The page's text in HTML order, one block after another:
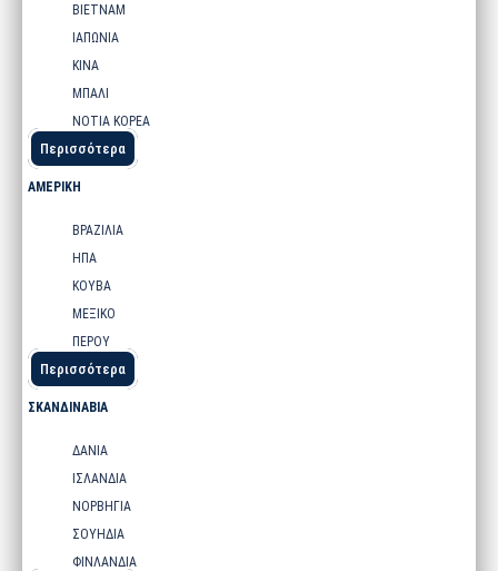
ΒΙΕΤΝΑΜ
ΙΑΠΩΝΙΑ
ΚΙΝΑ
ΜΠΑΛΙ
ΝΟΤΙΑ ΚΟΡΕΑ
Περισσότερα
ΑΜΕΡΙΚΗ
ΒΡΑΖΙΛΙΑ
ΗΠΑ
ΚΟΥΒΑ
ΜΕΞΙΚΟ
ΠΕΡΟΥ
Περισσότερα
ΣΚΑΝΔΙΝΑΒΙΑ
ΔΑΝΙΑ
ΙΣΛΑΝΔΙΑ
ΝΟΡΒΗΓΙΑ
ΣΟΥΗΔΙΑ
ΦΙΝΛΑΝΔΙΑ